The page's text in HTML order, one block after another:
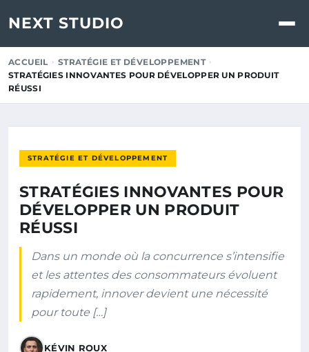
NEXT STUDIO
ACCUEIL
STRATÉGIE ET DÉVELOPPEMENT
STRATÉGIES INNOVANTES POUR DÉVELOPPER UN PRODUIT
RÉUSSI
STRATÉGIE ET DÉVELOPPEMENT
STRATÉGIES INNOVANTES POUR
DÉVELOPPER UN PRODUIT
RÉUSSI
Dans un monde où la concurrence s’intensifie
et les attentes des consommateurs évoluent
rapidement, innover devient une nécessité
pour toute […]
KÉVIN ROUX